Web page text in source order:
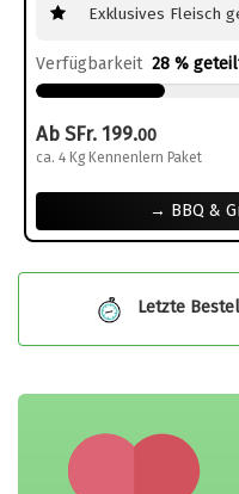
Exklusives Fleisch
Verfügbarkeit 28 %
Ab SFr. 199.00
ca. 4 Kg Kennenlern Paket
→ BBQ &
Letzte